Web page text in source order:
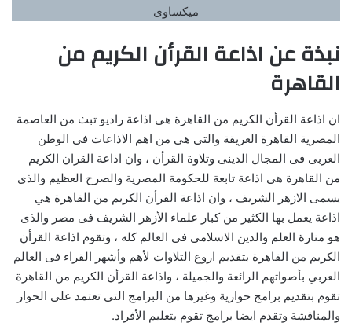
ميكساوى
نبذة عن اذاعة القرأن الكريم من
القاهرة
ان اذاعة القرأن الكريم من القاهرة هى اذاعة راديو تبث من العاصمة
المصرية القاهرة العريقة والتى هى من اهم الاذاعات فى الوطن
العربى فى المجال الدينى وتلاوة القرأن ، وان اذاعة القران الكريم
من القاهرة هى اذاعة تابعة للحكومة المصرية والصرح العظيم والذى
يسمى الازهر الشريف ، وان اذاعة القرأن الكريم من القاهرة هي
اذاعة يعمل بها الكثير من كبار علماء الأزهر الشريف فى مصر والذى
هو منارة العلم والدين الاسلامى فى العالم كله ، وتقوم اذاعة القرأن
الكريم من القاهرة بتقديم اروع التلاوات لأهم وأشهر القراء فى العالم
العربي بأصواتهم الرائعة والجميلة ، واذاعة القرأن الكريم من القاهرة
تقوم بتقديم برامج حوارية وغيرها من البرامج التى تعتمد على الحوار
والمناقشة وتقدم ايضا برامج تقوم بتعليم الأفراد.